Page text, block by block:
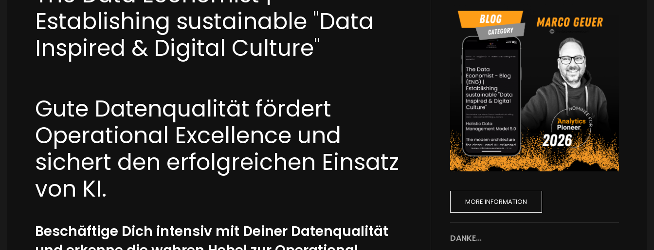
Establishing sustainable "Data
Inspired & Digital Culture"
Gute Datenqualität fördert
Operational Excellence und
sichert den erfolgreichen Einsatz
von KI.
Beschäftige Dich intensiv mit Deiner Datenqualität
MORE INFORMATION
DANKE...